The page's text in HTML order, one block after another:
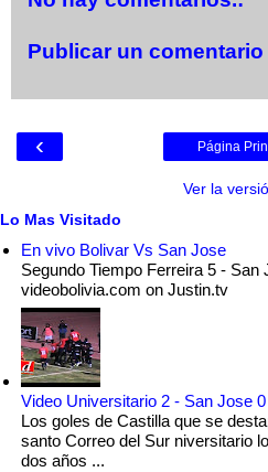
Publicar un comentario
‹ Página
Ver la
Lo Mas Visitado
En vivo Bolivar Vs San Jose
Segundo Tiempo Ferreira 5 -
videobolivia.com on Justin.tv
Video Universitario 2 - San Jose 0
Los goles de Castilla que se
santo Correo del Sur niversitario
dos años ...